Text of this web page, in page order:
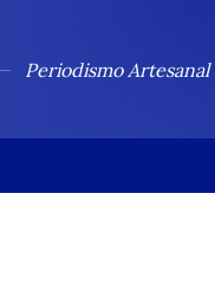
Periodismo Artesanal